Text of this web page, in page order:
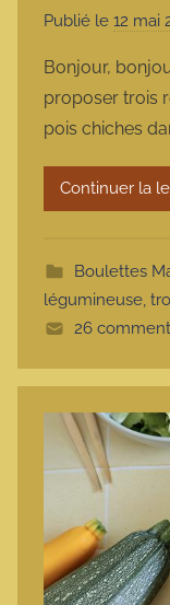
Publié le 12 mai
Bonjour,
proposer trois
pois chiches
Continuer la
Boulettes
légumineuse,
26